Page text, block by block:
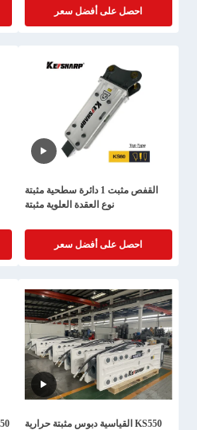
احصل على أفضل سعر
القفص مثبت 1 دائرة سطحية مثبتة
نوع العقدة العلوية مثبتة
احصل على أفضل سعر
KS550 القياسية دبوس مثبتة حرارية